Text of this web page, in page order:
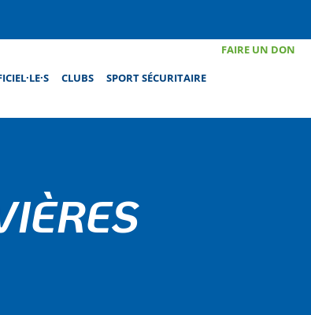
CLUBS SPORT SÉCURITAIRE
FAIRE UN DON